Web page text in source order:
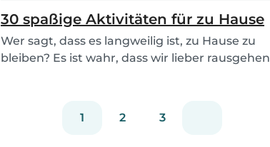
30 spaßige Aktivitäten für zu Hause
Wer sagt, dass es langweilig ist, zu Hause zu
bleiben? Es ist wahr, dass wir lieber rausgehen
1 2 3